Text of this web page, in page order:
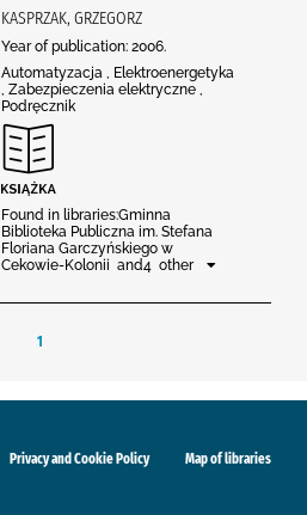
KASPRZAK, GRZEGORZ
Year of publication: 2006.
Automatyzacja , Elektroenergetyka
, Zabezpieczenia elektryczne ,
Podręcznik
Found in libraries:Gminna
Biblioteka Publiczna im. Stefana
Floriana Garczyńskiego w
Cekowie-Kolonii and4 other
1
Privacy and Cookie Policy
Map of libraries